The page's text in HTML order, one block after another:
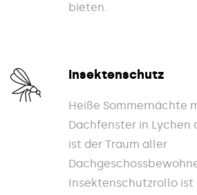
bieten.
Insektenschutz
Heiße Sommernächte
Dachfenster in Lychen
ist der Traum aller
Insektenschutzrollo ist